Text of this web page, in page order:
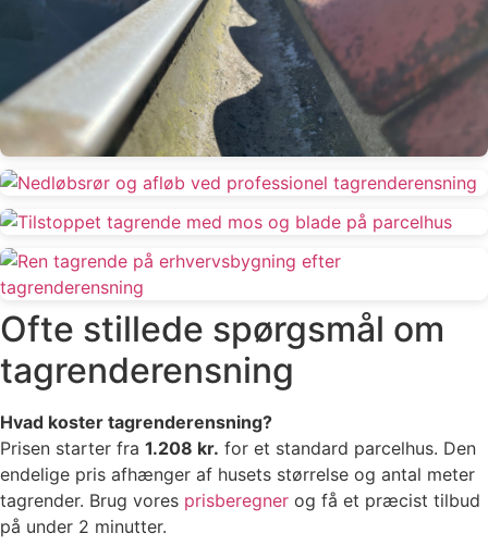
Ofte stillede spørgsmål om
tagrenderensning
Hvad koster tagrenderensning?
Prisen starter fra 1.208 kr. for et standard parcelhus. Den
endelige pris afhænger af husets størrelse og antal meter
tagrender. Brug vores prisberegner og få et præcist tilbud
på under 2 minutter.